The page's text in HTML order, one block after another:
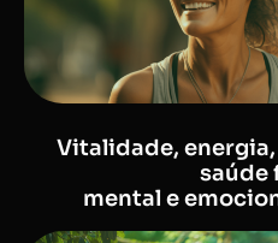
Vitalidade,
saúde
mental e